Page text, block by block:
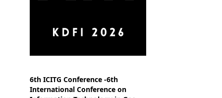
6th ICITG Conference -6th
International Conference on